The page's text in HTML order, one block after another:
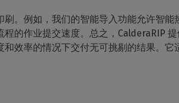
。例如，我们的智能导入功能允许智能
的作业提交速度。总之，CalderaRIP
效率的情况下交付无可挑剔的结果。它